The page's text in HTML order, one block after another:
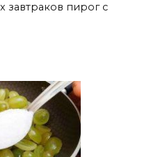
завтраков пирог с